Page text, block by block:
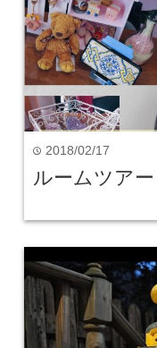
time 2018/02/17
ルームツア